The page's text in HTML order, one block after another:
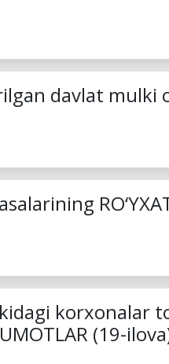
davlat mulki
korxonalar
(19-